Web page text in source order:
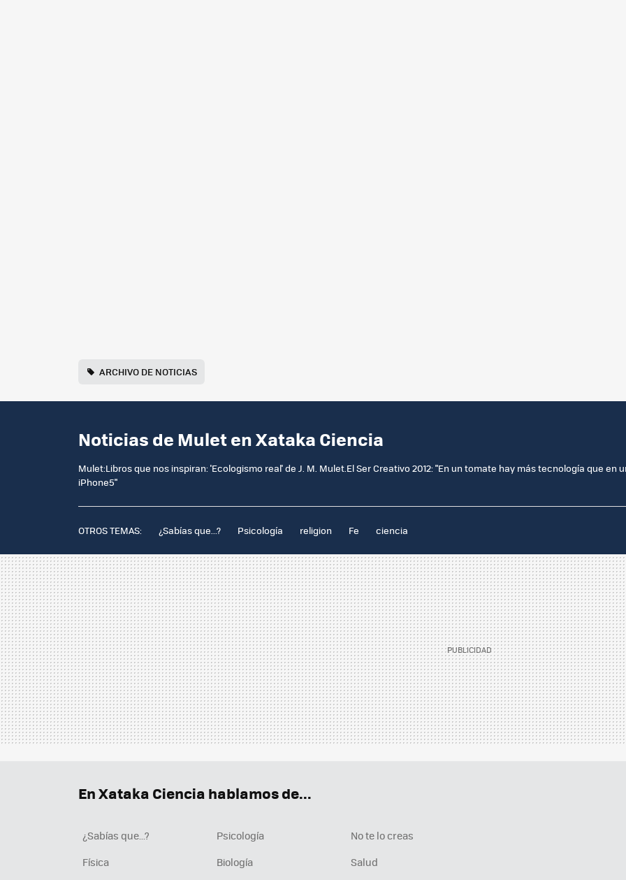
ARCHIVO DE NOTICIAS
Noticias de Mulet en Xataka Ciencia
Mulet:Libros que nos inspiran: 'Ecologismo real' de J. M. Mulet.El Ser Creativo 2012: "En un tomate hay más tecnología que en
iPhone5"
OTROS TEMAS: ¿Sabías que...? Psicología religion Fe ciencia
En Xataka Ciencia hablamos de...
¿Sabías que...? Psicología
No te lo creas
Física
Biología Salud